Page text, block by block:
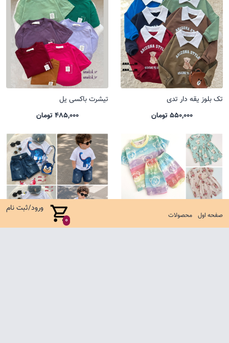
صفحه اول محصولات 0
ورود/ثبت نام
تک بلوز یقه دار تدی
550,000 تومان
تیشرت باکسی یل
485,000 تومان